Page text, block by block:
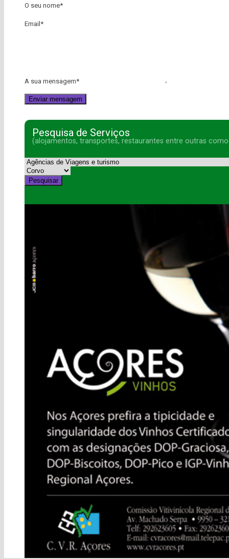
O seu nome*
Email *
A sua mensagem*
Pesquisa de Serviços
(alojamentos, transportes, restaurantes entre outras
Pesquisar